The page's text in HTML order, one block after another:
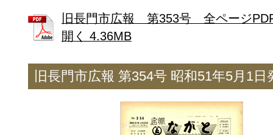
旧長門市広報 第353号 全ページ
開く 4.36MB
旧長門市広報 第354号 昭和51年5月1日